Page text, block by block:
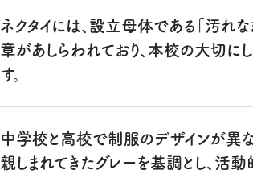
ネクタイには、設立母体である「汚れ
章があしらわれており、本校の大切に
す。
中学校と高校で制服のデザインが異
親しまれてきたグレーを基調とし、活